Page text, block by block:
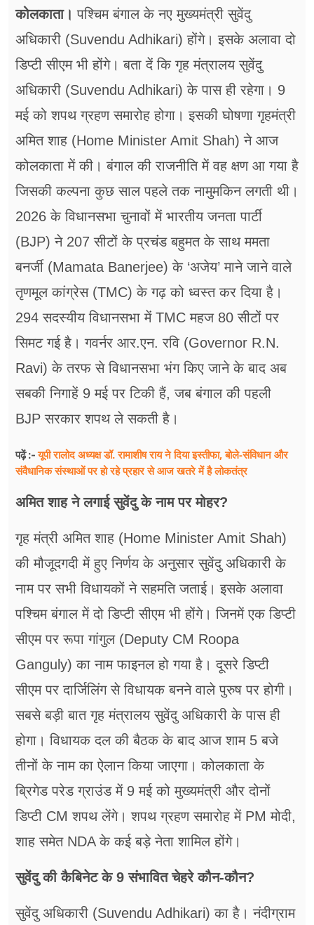
अन्य खबरें
कोलकाता। पश्चिम बंगाल के नए मुख्यमंत्री सुवेंदु
अधिकारी (Suvendu Adhikari) होंगे। इसके अलावा दो
डिप्टी सीएम भी होंगे। बता दें कि गृह मंत्रालय सुवेंदु
अधिकारी (Suvendu Adhikari) के पास ही रहेगा। 9
मई को शपथ ग्रहण समारोह होगा। इसकी घोषणा गृहमंत्री
अमित शाह (Home Minister Amit Shah) ने आज
कोलकाता में की। बंगाल की राजनीति में वह क्षण आ गया है
जिसकी कल्पना कुछ साल पहले तक नामुमकिन लगती थी।
2026 के विधानसभा चुनावों में भारतीय जनता पार्टी
(BJP) ने 207 सीटों के प्रचंड बहुमत के साथ ममता
बनर्जी (Mamata Banerjee) के ‘अजेय’ माने जाने वाले
तृणमूल कांग्रेस (TMC) के गढ़ को ध्वस्त कर दिया है।
294 सदस्यीय विधानसभा में TMC महज 80 सीटों पर
सिमट गई है। गवर्नर आर.एन. रवि (Governor R.N.
Ravi) के तरफ से विधानसभा भंग किए जाने के बाद अब
सबकी निगाहें 9 मई पर टिकी हैं, जब बंगाल की पहली
BJP सरकार शपथ ले सकती है।
पढ़ें :-यूपी रालोद अध्यक्ष डॉ. रामाशीष राय ने दिया इस्तीफा, बोले-संविधान और
संवैधानिक संस्थाओं पर हो रहे प्रहार से आज खतरे में है लोकतंत्र
अमित शाह ने लगाई सुवेंदु के नाम पर मोहर?
गृह मंत्री अमित शाह (Home Minister Amit Shah)
की मौजूदगदी में हुए निर्णय के अनुसार सुवेंदु अधिकारी के
नाम पर सभी विधायकों ने सहमति जताई। इसके अलावा
पश्चिम बंगाल में दो डिप्टी सीएम भी होंगे। जिनमें एक डिप्टी
सीएम पर रूपा गांगुल (Deputy CM Roopa
Ganguly) का नाम फाइनल हो गया है। दूसरे डिप्टी
सीएम पर दार्जिलिंग से विधायक बनने वाले पुरुष पर होगी।
सबसे बड़ी बात गृह मंत्रालय सुवेंदु अधिकारी के पास ही
होगा। विधायक दल की बैठक के बाद आज शाम 5 बजे
तीनों के नाम का ऐलान किया जाएगा। कोलकाता के
ब्रिगेड परेड ग्राउंड में 9 मई को मुख्यमंत्री और दोनों
डिप्टी CM शपथ लेंगे। शपथ ग्रहण समारोह में PM मोदी,
शाह समेत NDA के कई बड़े नेता शामिल होंगे।
सुवेंदु की कैबिनेट के 9 संभावित चेहरे कौन-कौन?
सुवेंदु अधिकारी (Suvendu Adhikari) का है। नंदीग्राम